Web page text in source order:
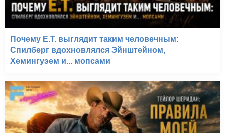
Почему E.T. выглядит таким человечным:
Спилберг вдохновлялся Эйнштейном,
Хемингуэем и... мопсами